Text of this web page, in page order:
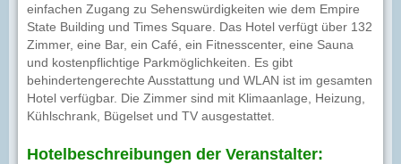
einfachen Zugang zu Sehenswürdigkeiten wie dem Empire
State Building und Times Square. Das Hotel verfügt über 132
Zimmer, eine Bar, ein Café, ein Fitnesscenter, eine Sauna
und kostenpflichtige Parkmöglichkeiten. Es gibt
behindertengerechte Ausstattung und WLAN ist im gesamten
Hotel verfügbar. Die Zimmer sind mit Klimaanlage, Heizung,
Kühlschrank, Bügelset und TV ausgestattet.
Hotelbeschreibungen der Veranstalter: